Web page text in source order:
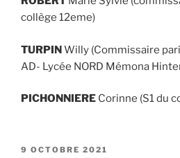
collège 12eme)
TURPINWilly (Commissaire
AD- Lycée NORD Mémona
PICHONNIERE Corinne (S1 du
9 OCTOBRE 2021